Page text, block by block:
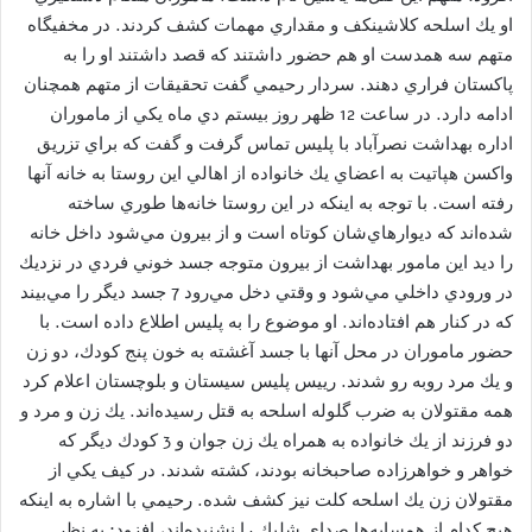
او يك اسلحه كلاشينكف و مقداري مهمات كشف كردند. در مخفيگاه
متهم سه همدست او هم حضور داشتند كه قصد داشتند او را به
پاكستان فراري دهند. سردار رحيمي گفت تحقيقات از متهم همچنان
ادامه دارد. در ساعت 12 ظهر روز بيستم دي ماه يكي از ماموران
اداره بهداشت نصرآباد با پليس تماس گرفت و گفت كه براي تزريق
واكسن هپاتيت به اعضاي يك خانواده از اهالي اين روستا به خانه آنها
رفته است. با توجه به اينكه در اين روستا خانه‌ها طوري ساخته
شده‌اند كه ديوارهاي‌شان كوتاه است و از بيرون مي‌شود داخل خانه
را ديد اين مامور بهداشت از بيرون متوجه جسد خوني فردي در نزديك
در ورودي داخلي مي‌شود و وقتي دخل مي‌رود 7 جسد ديگر را مي‌بيند
كه در كنار هم افتاده‌اند. او موضوع را به پليس اطلاع داده است. با
حضور ماموران در محل آنها با جسد آغشته به خون پنج كودك، دو زن
و يك مرد روبه رو شدند. رييس پليس سيستان و بلوچستان اعلام كرد
همه مقتولان به ضرب گلوله اسلحه به قتل رسيده‌اند. يك زن و مرد و
دو فرزند از يك خانواده به همراه يك زن جوان و 3 كودك ديگر كه
خواهر و خواهر‌زاده صاحبخانه بودند، كشته شدند. در كيف يكي از
مقتولان زن يك اسلحه كلت نيز كشف شده. رحيمي با اشاره به اينكه